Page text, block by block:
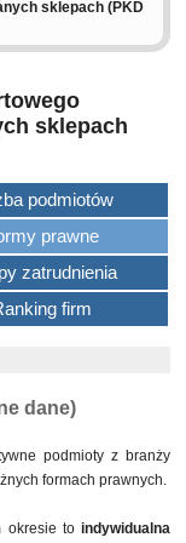
sklepach (PKD
sklepach
podmiotów
prawne
zatrudnienia
firm
dane)
podmioty z branży
formach prawnych.
okresie to indywidualna